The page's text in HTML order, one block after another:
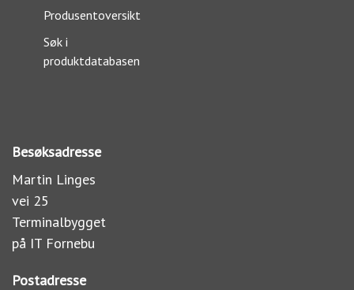
Produsentoversikt
Søk i
produktdatabasen
Besøksadresse
Martin Linges
vei 25
Terminalbygget
på IT Fornebu
Postadresse